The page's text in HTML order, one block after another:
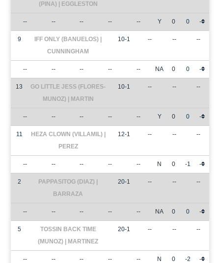
(PINA) | EGGLESTON
-- -- -- -- -- Y 0 0 -
9
IFF ONLY (BANUELOS) |
CUNNINGHAM
10-1 -- -- --
-- -- -- -- -- NA 0 0 -
13
GO LITTLE JESS (FLORES-
MUNOZ) | MARTIN
10-1 -- -- --
-- -- -- -- -- Y 0 0 -
11
HEZA CLOWN (VILLAMIL) |
PEREZ
12-1 -- -- --
-- -- -- -- -- N 0 -1 -
2
PAPPASITOG (DIAZ) |
BARRAZA
20-1 -- -- --
-- -- -- -- -- NA 0 0 -
5
TOSSIN BACK TIME
(MUNOZ) | MARTINEZ
20-1 -- -- --
-- -- -- -- -- N 0 -2 -